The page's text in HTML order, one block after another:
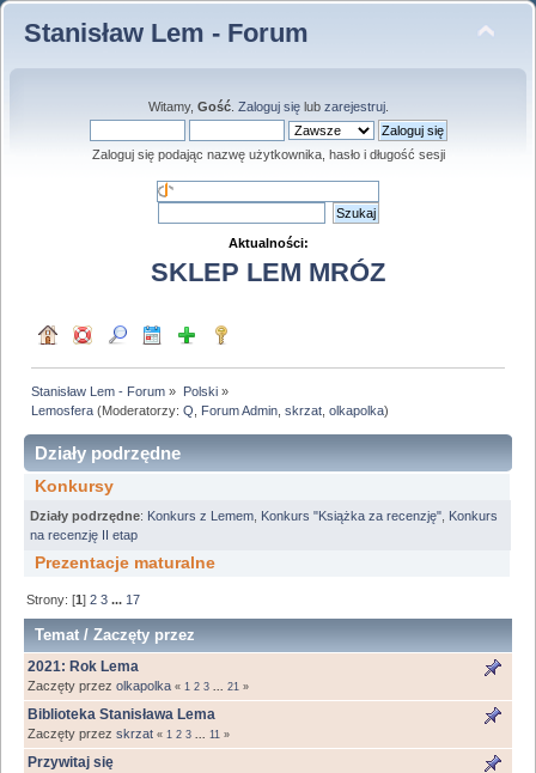
Stanisław Lem - Forum
Witamy, Gość. Zaloguj sięlub zarejestruj.
Zaloguj się podając nazwę użytkownika, hasło i długość sesji
Aktualności:
SKLEP LEM MRÓZ
Stanisław Lem - Forum » Polski»
Lemosfera (Moderatorzy:Q Forum Admin ,skrzat ,olkapolka)
Działy podrzędne
Konkursy
Działy podrzędne: Konkurs z Lemem Konkurs "Książka za recenzję" Konkurs
na recenzję II etap
Prezentacje maturalne
Strony: [1]2 3 ... 17
Temat/Zaczęty przez
2021: Rok Lema
Zaczęty przez olkapolka « 1 2 3 ... 21 »
Biblioteka Stanisława Lema
Zaczęty przez skrzat « 1 2 3 ... 11 »
Przywitaj się